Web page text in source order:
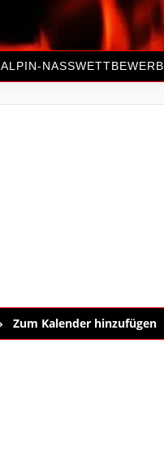
ALPIN-NASSWETTBEWERB
Zum Kalender hinzufügen